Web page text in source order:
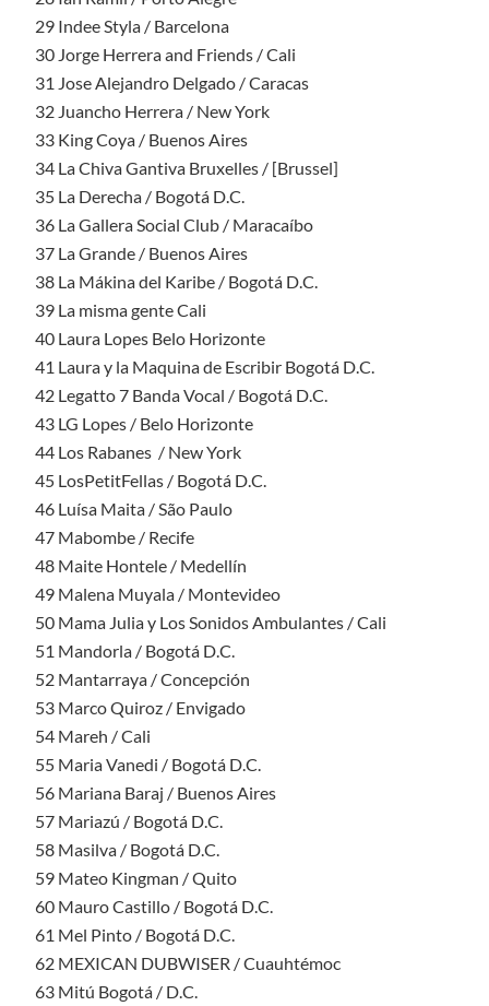
29 Indee Styla / Barcelona
30 Jorge Herrera and Friends / Cali
31 Jose Alejandro Delgado / Caracas
32 Juancho Herrera / New York
33 King Coya / Buenos Aires
34 La Chiva Gantiva Bruxelles / [Brussel]
35 La Derecha / Bogotá D.C.
36 La Gallera Social Club / Maracaíbo
37 La Grande / Buenos Aires
38 La Mákina del Karibe / Bogotá D.C.
39 La misma gente Cali
40 Laura Lopes Belo Horizonte
41 Laura y la Maquina de Escribir Bogotá D.C.
42 Legatto 7 Banda Vocal / Bogotá D.C.
43 LG Lopes / Belo Horizonte
44 Los Rabanes / New York
45 LosPetitFellas / Bogotá D.C.
46 Luísa Maita / São Paulo
47 Mabombe / Recife
48 Maite Hontele / Medellín
49 Malena Muyala / Montevideo
50 Mama Julia y Los Sonidos Ambulantes / Cali
51 Mandorla / Bogotá D.C.
52 Mantarraya / Concepción
53 Marco Quiroz / Envigado
54 Mareh / Cali
55 Maria Vanedi / Bogotá D.C.
56 Mariana Baraj / Buenos Aires
57 Mariazú / Bogotá D.C.
58 Masilva / Bogotá D.C.
59 Mateo Kingman / Quito
60 Mauro Castillo / Bogotá D.C.
61 Mel Pinto / Bogotá D.C.
62 MEXICAN DUBWISER / Cuauhtémoc
63 Mitú Bogotá / D.C.